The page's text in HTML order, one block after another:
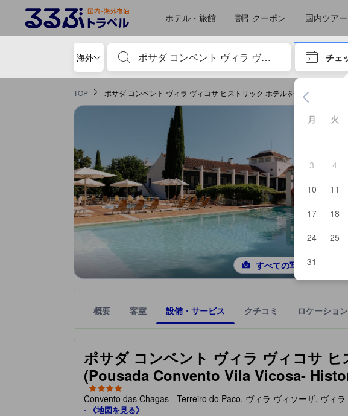
ホテル・旅館 割引クーポン 国内ツアー
海外
宿泊施設名やキーワードを入力し、矢印キーやタブキーで進み、
チェ
エンターキー
月 火
3
4
10
11
17
18
24
25
31
TOP ポサダ コンベント ヴィラ ヴィコサ ヒストリック ホテルを予約する
すべての写真を見る
概要 客室 設備・サービス クチコミ ロケーション
ポサダ コンベント ヴィラ ヴィコサ
(Pousada Convento Vila Vicosa-
星評価、最高5の内4
tooltip
星評価は、提携サイトから受け取った情報であり、宿泊施設に備わっ
Convento das Chagas - Terreiro do Paco, ヴィラ ヴィソーザ, ヴィ
- 《地図を見る》
るるぶトラベルに掲載されているクチコミは実際に予約をし、宿泊を終えたゲストから提